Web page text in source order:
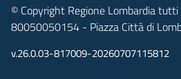
© Copyright Regione Lombardia
80050050154 - Piazza Città di
v.26.0.03-817009-20260707115812